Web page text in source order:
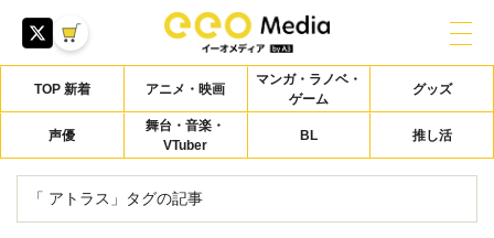
TOP 新着 アニメ・映画
マンガ・ラノベ・
ゲーム
グッズ
声優
舞台・音楽・
VTuber
BL 推し活
「 アトラス」タグの記事